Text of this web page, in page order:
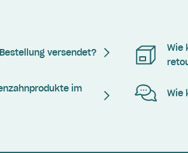
versendet?
Wie
im
Wie